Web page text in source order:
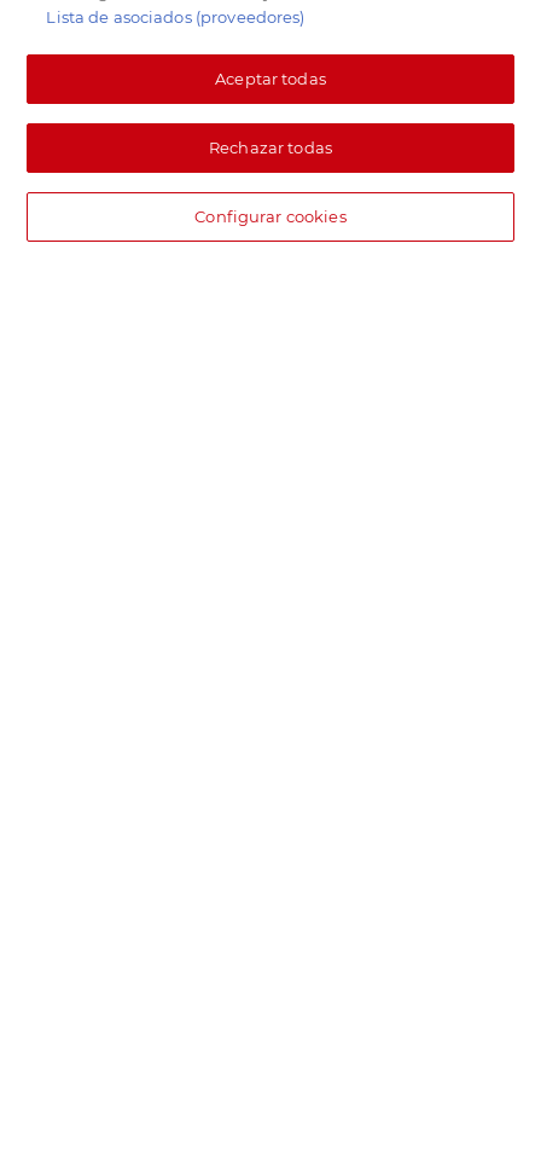
Lista de asociados (proveedores)
Aceptar todas
Rechazar todas
Configurar cookies